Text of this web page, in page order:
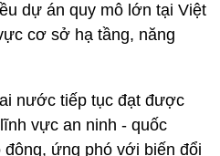
dự án quy mô lớn tại Việt
cơ sở hạ tầng, năng
nước tiếp tục đạt được
vực an ninh - quốc
động, ứng phó với biến đổi